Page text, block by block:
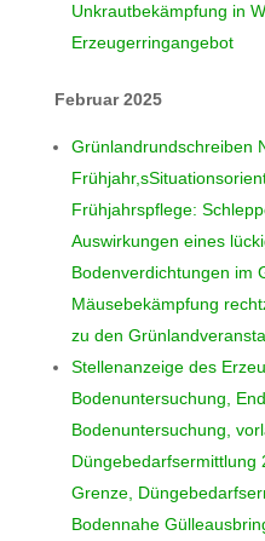
Unkrautbekämpfung in
Erzeugerringangebot
Februar 2025
Grünlandrundschreiben
Frühjahrspflege:
Auswirkungen eines
Bodenverdichtungen im
Mäusebekämpfung
zu den
Stellenanzeige des
Bodenuntersuchung,
Bodenuntersuchung,
Düngebedarfsermittlung
Grenze,
Bodennahe